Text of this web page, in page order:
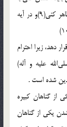
رحمت و مهربانى خاصى فروتنى خود را در برابرشان ظاهر كنى(9)و در آیه
دهد، زیرا احترام
علیه و آله)
گناهان كبیره
والدین شدن یكى از گناهان